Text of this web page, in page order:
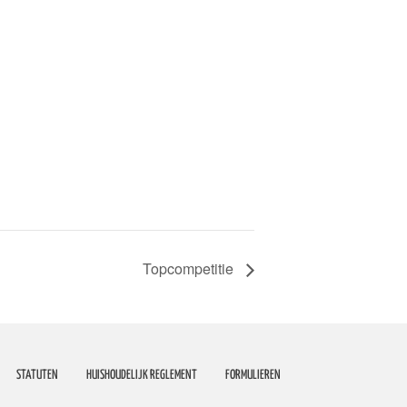
Topcompetitie
STATUTEN HUISHOUDELIJK REGLEMENT FORMULIEREN